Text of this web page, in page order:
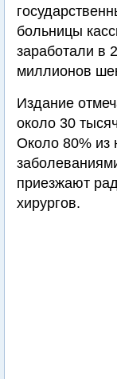
больницы
заработали в
миллионов
Издание
около 30
Около 80% из
приезжают
хирургов.